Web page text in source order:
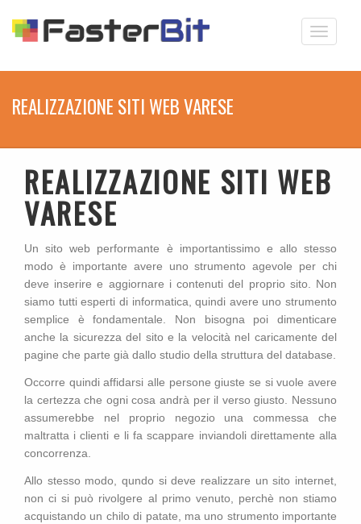
Toggle
REALIZZAZIONE SITI WEB VARESE
REALIZZAZIONE SITI WEB
VARESE
Un sito web performante è importantissimo e allo stesso
modo è importante avere uno strumento agevole per chi
deve inserire e aggiornare i contenuti del proprio sito. Non
siamo tutti esperti di informatica, quindi avere uno strumento
semplice è fondamentale. Non bisogna poi dimenticare
anche la sicurezza del sito e la velocità nel caricamente del
pagine che parte già dallo studio della struttura del database.
Occorre quindi affidarsi alle persone giuste se si vuole avere
la certezza che ogni cosa andrà per il verso giusto. Nessuno
assumerebbe nel proprio negozio una commessa che
maltratta i clienti e li fa scappare inviandoli direttamente alla
concorrenza.
Allo stesso modo, qundo si deve realizzare un sito internet,
non ci si può rivolgere al primo venuto, perchè non stiamo
acquistando un chilo di patate, ma uno strumento importante